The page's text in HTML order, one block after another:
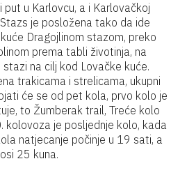
u Karlovcu, a i Karlovačkoj
je posložena tako da ide
Dragojlinom stazom, preko
prema tabli životinja, na
na cilj kod Lovačke kuće.
trakicama i strelicama, ukupni
će se od pet kola, prvo kolo je
to Žumberak trail, Treće kolo
je posljednje kolo, kada
natjecanje počinje u 19 sati, a
25 kuna.